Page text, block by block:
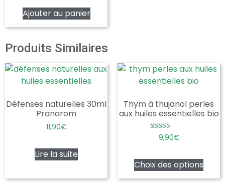
Ajouter au panier
Produits Similaires
Défenses naturelles 30ml
Pranarom
11,90€
Lire la suite
Thym à thujanol perles
aux huiles essentielles bio
Note
5.00
9,90€
Choix des options